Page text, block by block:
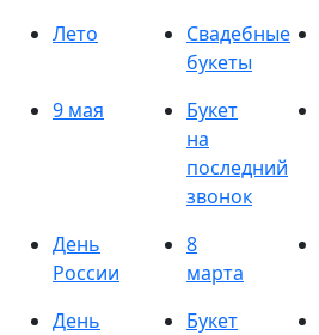
Лето
Свадебные
букеты
9 мая
Букет
на
последний
звонок
День
России
8
марта
День
Букет